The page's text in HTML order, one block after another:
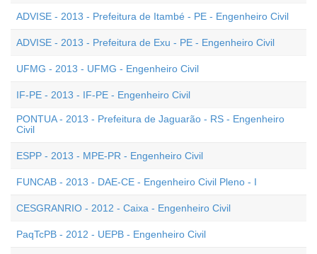
ADVISE - 2013 - Prefeitura de Itambé - PE - Engenheiro Civil
ADVISE - 2013 - Prefeitura de Exu - PE - Engenheiro Civil
UFMG - 2013 - UFMG - Engenheiro Civil
IF-PE - 2013 - IF-PE - Engenheiro Civil
PONTUA - 2013 - Prefeitura de Jaguarão - RS - Engenheiro
Civil
ESPP - 2013 - MPE-PR - Engenheiro Civil
FUNCAB - 2013 - DAE-CE - Engenheiro Civil Pleno - I
CESGRANRIO - 2012 - Caixa - Engenheiro Civil
PaqTcPB - 2012 - UEPB - Engenheiro Civil